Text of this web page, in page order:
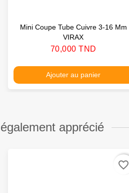
Mini Coupe Tube Cuivre 3-16 Mm
VIRAX
Prix
70,000 TND
Ajouter au panier
apprécié
favorite_border